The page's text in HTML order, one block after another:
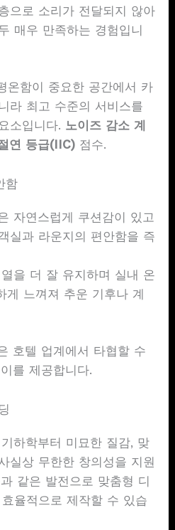
으로 소리가 전달되지 않아
매우 만족하는 경험입니
온함이 중요한 공간에서 카
라 최고 수준의 서비스를
소입니다. 노이즈 감소계
연 등급(IIC)점수.
함
자연스럽게 쿠션감이 있고
실과 라운지의 편안함을 즉
을 더 잘 유지하며 실내 온
게 느껴져 추운 기후나 계
호텔 업계에서 타협할 수
를 제공합니다.
하학부터 미묘한 질감, 맞
실상 무한한 창의성을 지원
같은 발전으로 맞춤형 디
율적으로 제작할 수 있습